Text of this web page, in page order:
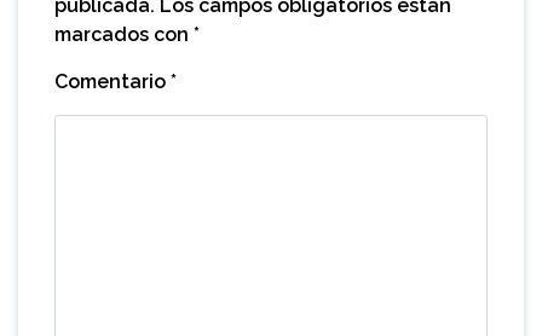
publicada. Los campos obligatorios están
marcados con *
Comentario *